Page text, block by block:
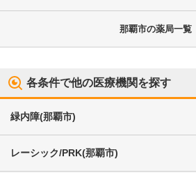
那覇市の薬局一覧
各条件で他の医療機関を探す
緑内障(那覇市)
レーシック/PRK(那覇市)